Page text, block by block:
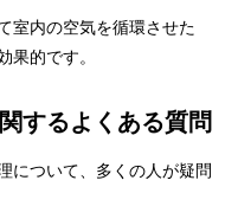
室内の空気を循環させた
果的です。
するよくある質問
について、多くの人が疑問